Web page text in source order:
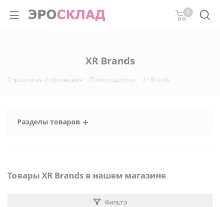
0
XR Brands
Справочная Информация - Производители - Xr Brands
Разделы товаров
Товары XR Brands в нашем магазине
Фильтр